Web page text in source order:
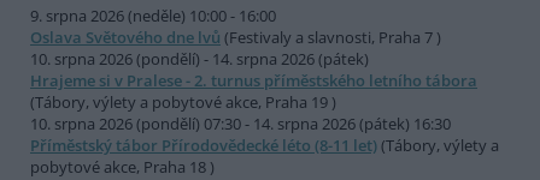
9. srpna 2026 (neděle) 10:00 - 16:00
Oslava Světového dne lvů (Festivaly a slavnosti, Praha 7 )
10. srpna 2026 (pondělí) - 14. srpna 2026 (pátek)
Hrajeme si v Pralese - 2. turnus příměstského letního tábora
(Tábory, výlety a pobytové akce, Praha 19 )
10. srpna 2026 (pondělí) 07:30 - 14. srpna 2026 (pátek) 16:30
Příměstský tábor Přírodovědecké léto (8-11 let)(Tábory, výlety a
pobytové akce, Praha 18 )